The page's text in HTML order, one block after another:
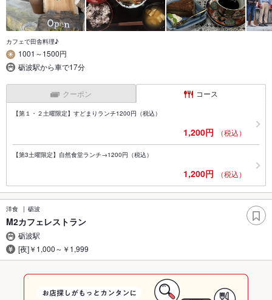
カフェで田舎料理♪
1001～1500円
砺波駅から車で17分
クーポン コース
【第１・２土曜限定】すどまりランチ1200円（税込）
1,200円 （税込）
【第3土曜限定】自然食堂ランチ→1200円（税込）
1,200円 （税込）
洋食 砺波
M2カフェレストラン
砺波駅
[夜]￥1,000～￥1,999